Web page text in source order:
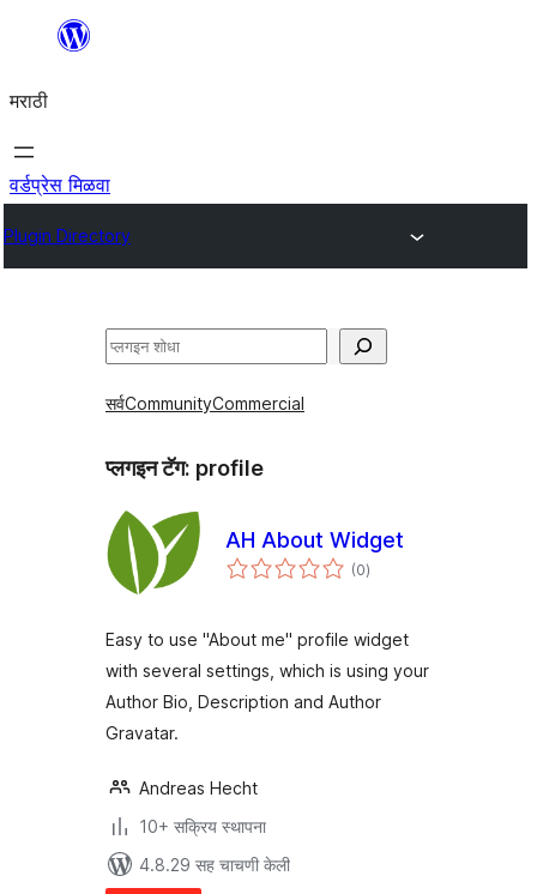
सामुग्रीवर
मराठी
वर्डप्रेस मिळवा
Plugin Directory
शोधा
सर्वCommunityCommercial
प्लगइन टॅग: profile
AH About Widget
(0एकूण
मूल्यांकन
)
Easy to use "About me" profile widget
with several settings, which is using your
Author Bio, Description and Author
Gravatar.
Andreas Hecht
10+ सक्रिय स्थापना
4.8.29 सह चाचणी केली